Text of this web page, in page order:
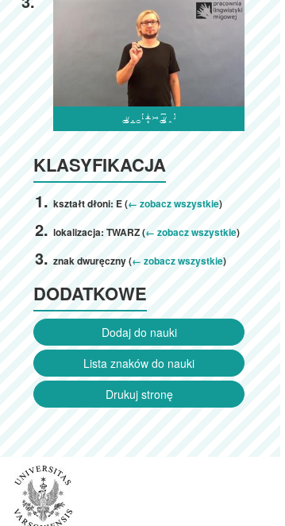

KLASYFIKACJA
kształt dłoni: E (← zobacz wszystkie)
lokalizacja: TWARZ (← zobacz wszystkie)
znak dwuręczny (← zobacz wszystkie)
DODATKOWE
Dodaj do nauki
Lista znaków do nauki
Drukuj stronę